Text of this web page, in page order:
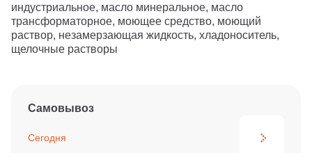
индустриальное, масло минеральное, масло
трансформаторное, моющее средство, моющий
раствор, незамерзающая жидкость, хладоноситель,
щелочные растворы
Самовывоз
Сегодня